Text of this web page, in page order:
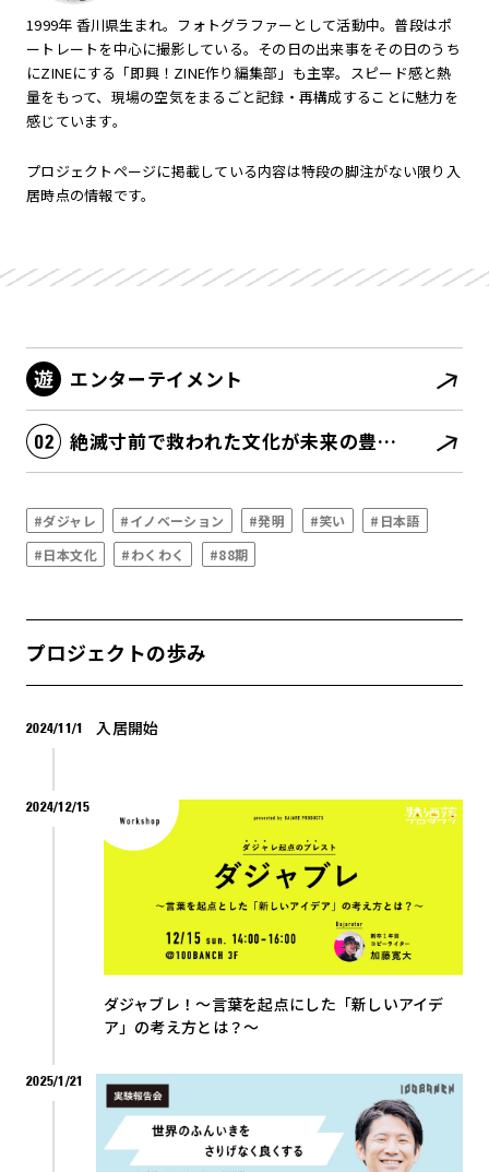
1999年 香川県生まれ。フォトグラファーとして活動中。普段はポ
ートレートを中心に撮影している。その日の出来事をその日のうち
にZINEにする「即興！ZINE作り編集部」も主宰。スピード感と熱
量をもって、現場の空気をまるごと記録・再構成することに魅力を
感じています。
プロジェクトページに掲載している内容は特段の脚注がない限り入
居時点の情報です。
エンターテイメント
絶滅寸前で救われた文化が未来の豊かさの源泉になる
#ダジャレ #イノベーション #発明 #笑い
#日本語
#日本文化
#わくわく #88期
プロジェクトの歩み
2024/11/1 入居開始
2024/12/15
ダジャブレ！〜言葉を起点にした「新しいアイデ
ア」の考え方とは？〜
2025/1/21